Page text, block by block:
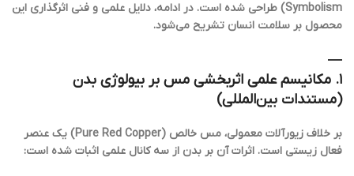
Symbolism) طراحی شده است. در ادامه، دلایل علمی و فنی اثرگذاری این
محصول بر سلامت انسان تشریح می‌شود.
—
۱. مکانیسم علمی اثربخشی مس بر بیولوژی بدن
(مستندات بین‌المللی)
بر خلاف زیورآلات معمولی، مس خالص (Pure Red Copper) یک عنصر
فعال زیستی است. اثرات آن بر بدن از سه کانال علمی اثبات شده است: